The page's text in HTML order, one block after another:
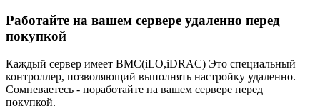
Работайте на вашем сервере удаленно перед
покупкой
Каждый сервер имеет BMC(iLO,iDRAC) Это специальный
контроллер, позволяющий выполнять настройку удаленно.
Сомневаетесь - поработайте на вашем сервере перед
покупкой.